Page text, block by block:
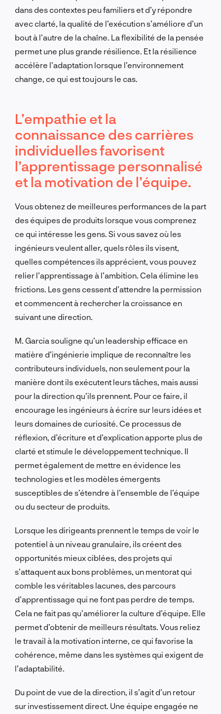
dans des contextes peu familiers et d’y répondre
avec clarté, la qualité de l’exécution s’améliore d’un
bout à l’autre de la chaîne. La flexibilité de la pensée
permet une plus grande résilience. Et la résilience
accélère l’adaptation lorsque l’environnement
change, ce qui est toujours le cas.
L’empathie et la
connaissance des carrières
individuelles favorisent
l’apprentissage personnalisé
et la motivation de l’équipe.
Vous obtenez de meilleures performances de la part
des équipes de produits lorsque vous comprenez
ce qui intéresse les gens. Si vous savez où les
ingénieurs veulent aller, quels rôles ils visent,
quelles compétences ils apprécient, vous pouvez
relier l’apprentissage à l’ambition. Cela élimine les
frictions. Les gens cessent d’attendre la permission
et commencent à rechercher la croissance en
suivant une direction.
M. Garcia souligne qu’un leadership efficace en
matière d’ingénierie implique de reconnaître les
contributeurs individuels, non seulement pour la
manière dont ils exécutent leurs tâches, mais aussi
pour la direction qu’ils prennent. Pour ce faire, il
encourage les ingénieurs à écrire sur leurs idées et
leurs domaines de curiosité. Ce processus de
réflexion, d’écriture et d’explication apporte plus de
clarté et stimule le développement technique. Il
permet également de mettre en évidence les
technologies et les modèles émergents
susceptibles de s’étendre à l’ensemble de l’équipe
ou du secteur de produits.
Lorsque les dirigeants prennent le temps de voir le
potentiel à un niveau granulaire, ils créent des
opportunités mieux ciblées, des projets qui
s’attaquent aux bons problèmes, un mentorat qui
comble les véritables lacunes, des parcours
d’apprentissage qui ne font pas perdre de temps.
Cela ne fait pas qu’améliorer la culture d’équipe. Elle
permet d’obtenir de meilleurs résultats. Vous reliez
le travail à la motivation interne, ce qui favorise la
cohérence, même dans les systèmes qui exigent de
l’adaptabilité.
Du point de vue de la direction, il s’agit d’un retour
sur investissement direct. Une équipe engagée ne